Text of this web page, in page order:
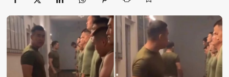
Sadaq TV
Экономика
Жаңалықтар